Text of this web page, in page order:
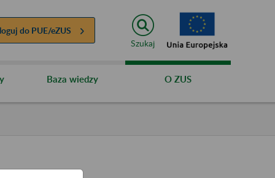
do PUE/eZUS
Szukaj
Baza wiedzy O ZUS